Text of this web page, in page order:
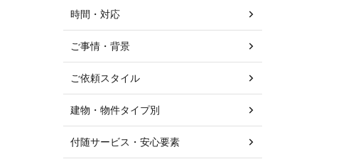
時間・対応
ご事情・背景
ご依頼スタイル
建物・物件タイプ別
付随サービス・安心要素